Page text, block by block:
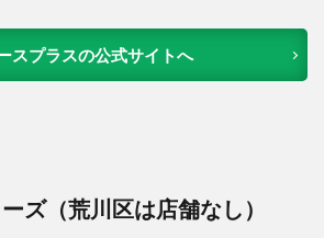
スプラスの公式サイトへ
ズ（荒川区は店舗なし）